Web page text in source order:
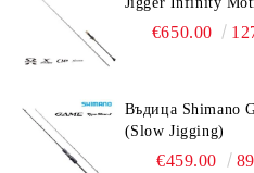
€650.00
Въдица Shimano
(Slow Jigging)
€459.00